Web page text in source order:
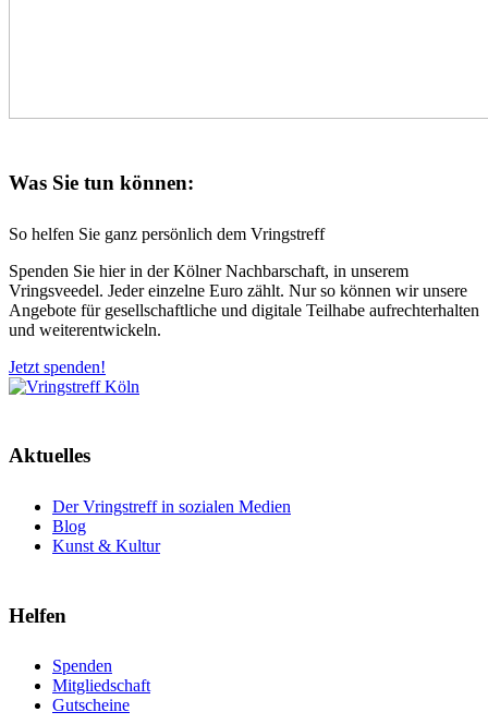
Was Sie tun können:
So helfen Sie ganz persönlich dem Vringstreff
Spenden Sie hier in der Kölner Nachbarschaft, in unserem
Vringsveedel. Jeder einzelne Euro zählt. Nur so können wir unsere
Angebote für gesellschaftliche und digitale Teilhabe aufrechterhalten
und weiterentwickeln.
Jetzt spenden!
Aktuelles
Der Vringstreff in sozialen Medien
Blog
Kunst & Kultur
Helfen
Spenden
Mitgliedschaft
Gutscheine